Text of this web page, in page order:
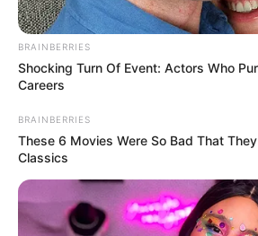
Un si grand
(spoiler) :
BRAINBERRIES
Shocking Turn Of Event: Actors Who
Careers
BRAINBERRIES
These 6 Movies Were So Bad That
Classics